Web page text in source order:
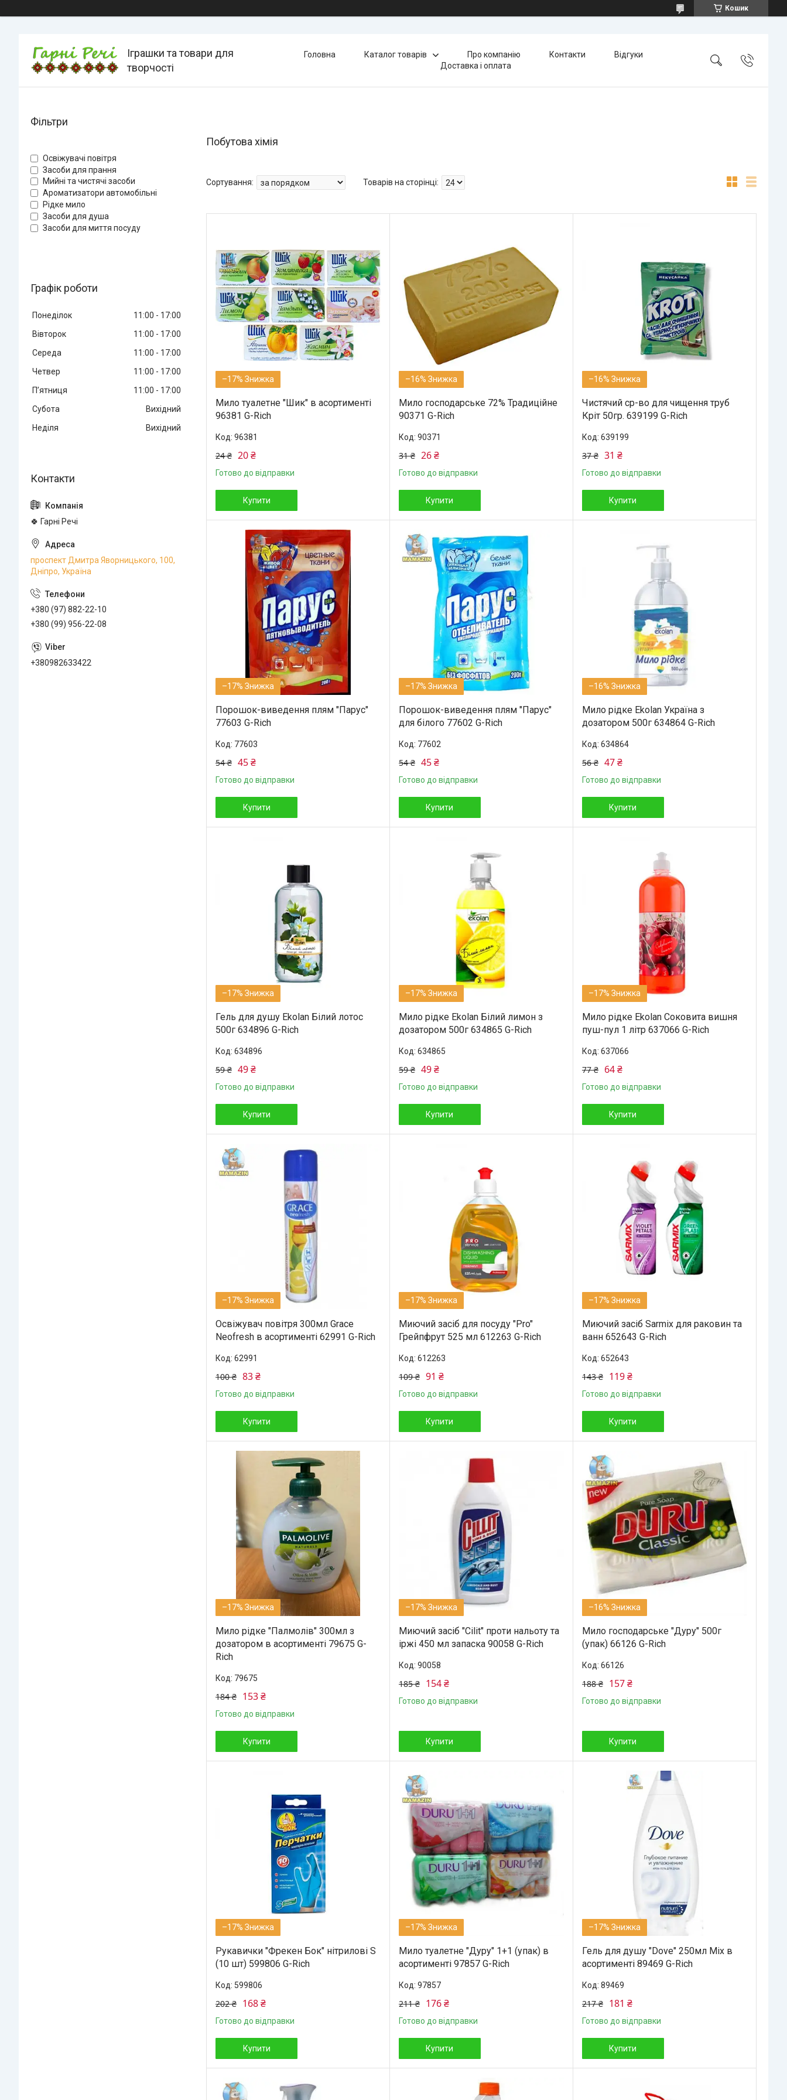
Кошик
Іграшки та товари для
творчості
Головна Каталог товарів Про компанію Контакти
Відгуки
Доставка і оплата
Побутова хімія
–17%
Мило туалетне "Шик" в асортименті
96381 G-Rich
96381
24 ₴ 20 ₴
Готово до відправки
Купити
–16%
Мило господарське 72% Традиційне
90371 G-Rich
90371
31 ₴ 26 ₴
Готово до відправки
Купити
–16%
Чистячий ср-во для чищення труб
Кріт 50гр. 639199 G-Rich
639199
37 ₴ 31 ₴
Готово до відправки
Купити
–17%
Порошок-виведення плям "Парус"
77603 G-Rich
77603
54 ₴ 45 ₴
Готово до відправки
Купити
–17%
Порошок-виведення плям "Парус"
для білого 77602 G-Rich
77602
54 ₴ 45 ₴
Готово до відправки
Купити
–16%
Мило рідке Ekolan Україна з
дозатором 500г 634864 G-Rich
634864
56 ₴ 47 ₴
Готово до відправки
Купити
–17%
Гель для душу Ekolan Білий лотос
500г 634896 G-Rich
634896
59 ₴ 49 ₴
Готово до відправки
Купити
–17%
Мило рідке Ekolan Білий лимон з
дозатором 500г 634865 G-Rich
634865
59 ₴ 49 ₴
Готово до відправки
Купити
–17%
Мило рідке Ekolan Соковита вишня
пуш-пул 1 літр 637066 G-Rich
637066
77 ₴ 64 ₴
Готово до відправки
Купити
–17%
Освіжувач повітря 300мл Grace
Neofresh в асортименті 62991 G-Rich
62991
100 ₴ 83 ₴
Готово до відправки
Купити
–17%
Миючий засіб для посуду "Pro"
Грейпфрут 525 мл 612263 G-Rich
612263
109 ₴ 91 ₴
Готово до відправки
Купити
–17%
Миючий засіб Sarmix для раковин та
ванн 652643 G-Rich
652643
143 ₴ 119 ₴
Готово до відправки
Купити
–17%
Мило рідке "Палмолів" 300мл з
дозатором в асортименті 79675 G-
Rich
79675
184 ₴ 153 ₴
Готово до відправки
Купити
–17%
Миючий засіб "Cilit" проти нальоту та
іржі 450 мл запаска 90058 G-Rich
90058
185 ₴ 154 ₴
Готово до відправки
Купити
–16%
Мило господарське "Дуру" 500г
(упак) 66126 G-Rich
66126
188 ₴ 157 ₴
Готово до відправки
Купити
–17%
Рукавички "Фрекен Бок" нітрилові S
(10 шт) 599806 G-Rich
599806
202 ₴ 168 ₴
Готово до відправки
Купити
–17%
Мило туалетне "Дуру" 1+1 (упак) в
асортименті 97857 G-Rich
97857
211 ₴ 176 ₴
Готово до відправки
Купити
–17%
Гель для душу "Dove" 250мл Mix в
асортименті 89469 G-Rich
89469
217 ₴ 181 ₴
Готово до відправки
Купити
Фільтри
Освіжувачі повітря
Засоби для прання
Мийні та чистячі засоби
Ароматизатори автомобільні
Рідке мило
Засоби для душа
Засоби для миття посуду
Графік роботи
Понеділок 11:00
17:00
Вівторок
11:00
17:00
Середа
11:00
17:00
Четвер
11:00
17:00
Пʼятниця
11:00
17:00
Субота
Вихідний
Неділя
Вихідний
🍀 Гарні Речі
проспект Дмитра Яворницького, 100,
Дніпро, Україна
+380 (97) 882-22-10
+380 (99) 956-22-08
+380982633422